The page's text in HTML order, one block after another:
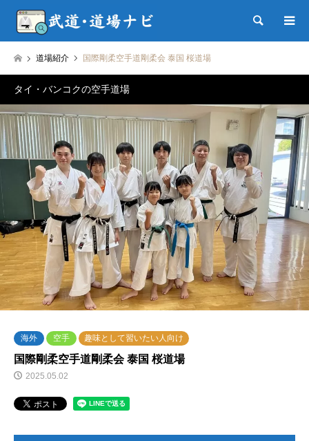
検索
道場紹介 国際剛柔空手道剛柔会 泰国 桜道場
タイ・バンコクの空手道場
海外 空手 趣味として習いたい人向け
国際剛柔空手道剛柔会 泰国 桜道場
2025.05.02